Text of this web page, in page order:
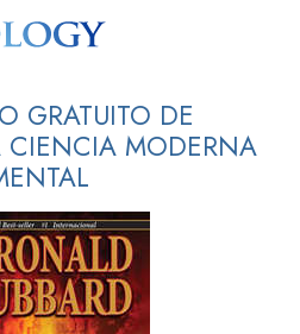
GRATUITO DE
MODERNA